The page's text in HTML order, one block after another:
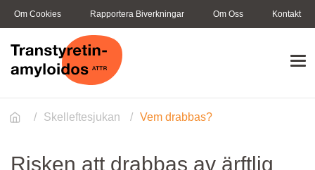
Om Cookies Rapportera Biverkningar Om Oss Kontakt
disease
/ Skelleftesjukan / Vem drabbas?
Risken att drabbas av ärftlig